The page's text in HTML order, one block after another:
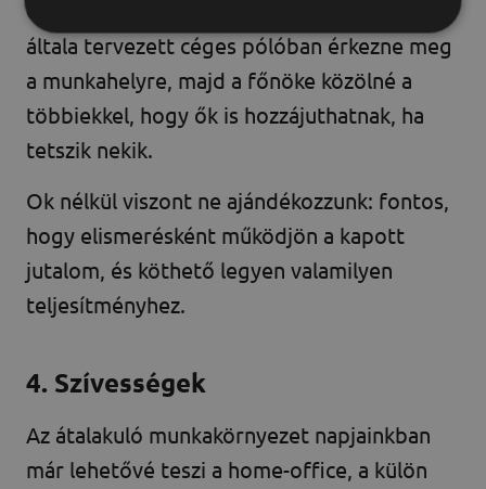
Gáborunk az irodában, ha egyik reggel az
általa tervezett céges pólóban érkezne meg
a munkahelyre, majd a főnöke közölné a
többiekkel, hogy ők is hozzájuthatnak, ha
tetszik nekik.
Ok nélkül viszont ne ajándékozzunk: fontos,
hogy elismerésként működjön a kapott
jutalom, és köthető legyen valamilyen
teljesítményhez.
4. Szívességek
Az átalakuló munkakörnyezet napjainkban
már lehetővé teszi a home-office, a külön